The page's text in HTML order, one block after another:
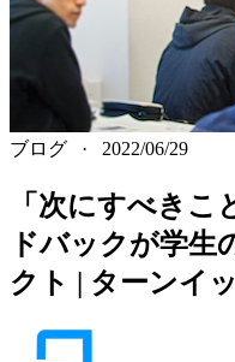
ブログ · 2022/06/29
「次にすべき
ドバックが学生
クト | ターンイ